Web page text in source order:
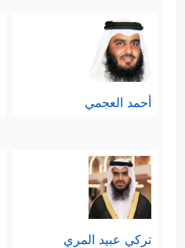
أحمد العجمي
تركي عبيد المري